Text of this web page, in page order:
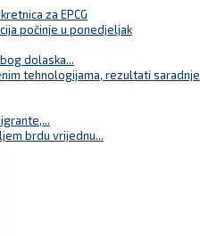
za EPCG
počinje u ponedjeljak
dolaska...
tehnologijama, rezultati saradnje
brdu vrijednu...